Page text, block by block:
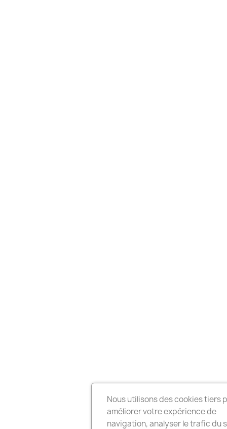
Nous utilisons des cookies tiers
améliorer votre expérience de
navigation, analyser le trafic du